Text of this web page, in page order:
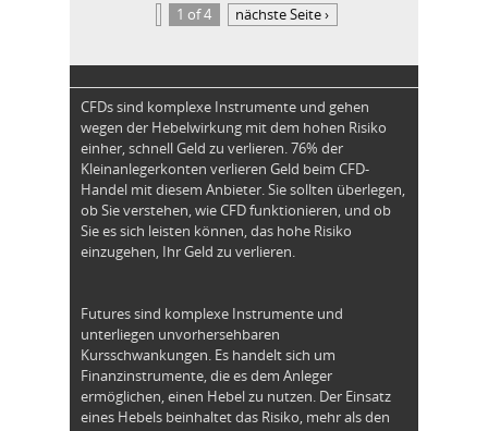
1 of 4
nächste Seite ›
CFDs sind komplexe Instrumente und gehen
wegen der Hebelwirkung mit dem hohen Risiko
einher, schnell Geld zu verlieren. 76% der
Kleinanlegerkonten verlieren Geld beim CFD-
Handel mit diesem Anbieter. Sie sollten überlegen,
ob Sie verstehen, wie CFD funktionieren, und ob
Sie es sich leisten können, das hohe Risiko
einzugehen, Ihr Geld zu verlieren.
Futures sind komplexe Instrumente und
unterliegen unvorhersehbaren
Kursschwankungen. Es handelt sich um
Finanzinstrumente, die es dem Anleger
ermöglichen, einen Hebel zu nutzen. Der Einsatz
eines Hebels beinhaltet das Risiko, mehr als den